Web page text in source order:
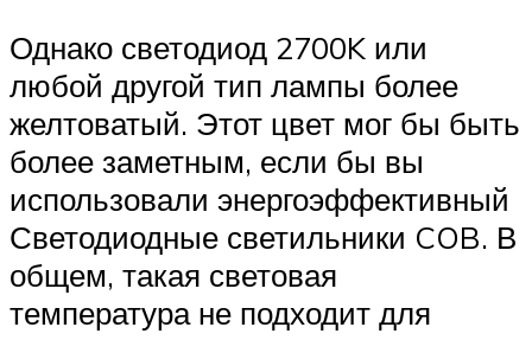
Однако светодиод 2700K или
любой другой тип лампы более
желтоватый. Этот цвет мог бы быть
более заметным, если бы вы
использовали энергоэффективный
Светодиодные светильники COB. В
общем, такая световая
температура не подходит для